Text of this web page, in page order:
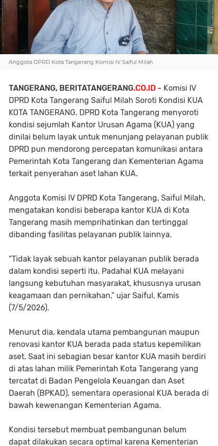
Anggota DPRD Kota Tangerang Komisi IV Saiful Milah
TANGERANG, BERITATANGERANG.CO.ID - Komisi IV
DPRD Kota Tangerang Saiful Milah Soroti Kondisi KUA
KOTA TANGERANG. DPRD Kota Tangerang menyoroti
kondisi sejumlah Kantor Urusan Agama (KUA) yang
dinilai belum layak untuk menunjang pelayanan publik
DPRD pun mendorong percepatan komunikasi antara
Pemerintah Kota Tangerang dan Kementerian Agama
terkait penyerahan aset lahan KUA.
Anggota Komisi IV DPRD Kota Tangerang, Saiful Milah,
mengatakan kondisi beberapa kantor KUA di Kota
Tangerang masih memprihatinkan dan tertinggal
dibanding fasilitas pelayanan publik lainnya.
“Tidak layak sebuah kantor pelayanan publik berada
dalam kondisi seperti itu. Padahal KUA melayani
langsung kebutuhan masyarakat, khususnya urusan
keagamaan dan pernikahan,” ujar Saiful, Kamis
(7/5/2026).
Menurut dia, kendala utama pembangunan maupun
renovasi kantor KUA berada pada status kepemilikan
aset. Saat ini sebagian besar kantor KUA masih berdiri
di atas lahan milik Pemerintah Kota Tangerang yang
tercatat di Badan Pengelola Keuangan dan Aset
Daerah (BPKAD), sementara operasional KUA berada di
bawah kewenangan Kementerian Agama.
Kondisi tersebut membuat pembangunan belum
dapat dilakukan secara optimal karena Kementerian